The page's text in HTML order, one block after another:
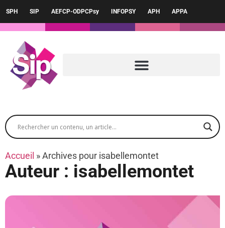
SPH SIP AEFCP-ODPCPsy INFOPSY APH APPA
Accueil »Archives pour isabellemontet
Auteur : isabellemontet